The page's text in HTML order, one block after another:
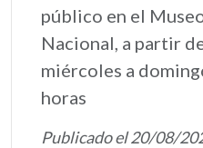
público en el
Nacional, a partir
miércoles a
horas
Publicado el 20/08/